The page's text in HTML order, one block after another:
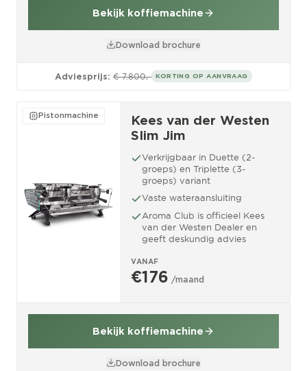
Bekijk koffiemachine
Download brochure
Adviesprijs: € 7.800,- KORTING OP AANVRAAG
Pistonmachine
Kees van der Westen
Slim Jim
Verkrijgbaar in Duette (2-
groeps) en Triplette (3-
groeps) variant
Vaste wateraansluiting
Aroma Club is officieel Kees
van der Westen Dealer en
geeft deskundig advies
VANAF
€176 /maand
Bekijk koffiemachine
Download brochure